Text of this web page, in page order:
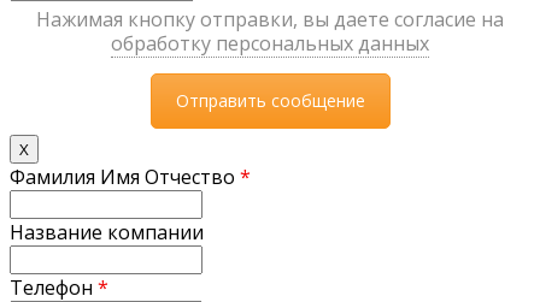
Нажимая кнопку отправки, вы даете согласие на
обработку персональных данных
X
Фамилия Имя Отчество *
Название компании
Телефон *